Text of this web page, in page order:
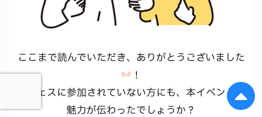
ここまで読んでいただき、ありがとうございました
！
夏フェスに参加されていない方にも、本イベントの
魅力が伝わったでしょうか？